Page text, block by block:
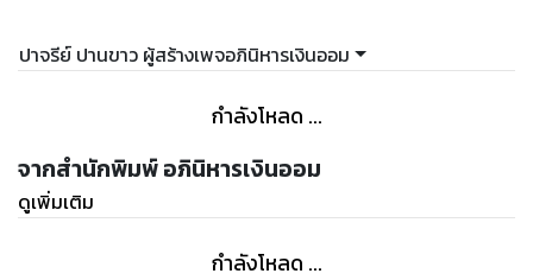
ทางการเงินที่แข็งแรงและพึ่งพาตัวเองได้ในวัยเกษียณนะคะ
รวมบทความเรื่องการจัดการเงิน
• บทเรียนชีวิตจากผู้ล่วงลับ
• 200,000 บาท เงินออมขั้นต่ำที่เราต้องมี!!
• ถ้าเราอายุ 80 ควรเตรียมเงินเกษียณเท่าไหร่
• ทำได้ 3 เรื่องนี้ ไม่ว่าจะเผาจริงหรือเผาหลอก เรารอดทุก
ปาจรีย์ ปานขาว ผู้สร้างเพจอภินิหารเงินออม
กำลังโหลด ...
จากสำนักพิมพ์ อภินิหารเงินออม
ดูเพิ่มเติม
กำลังโหลด ...